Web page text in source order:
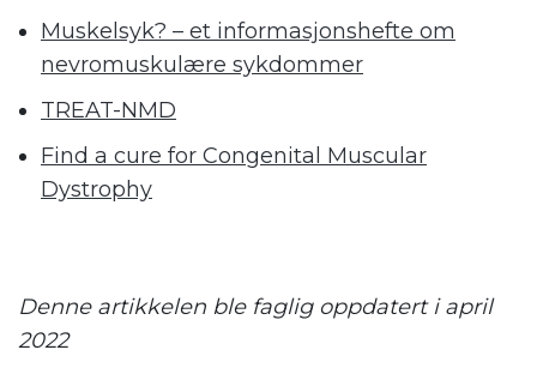
Muskelsyk? – et informasjonshefte om
nevromuskulære sykdommer
TREAT-NMD
Find a cure for Congenital Muscular
Dystrophy
Denne artikkelen ble faglig oppdatert i april
2022